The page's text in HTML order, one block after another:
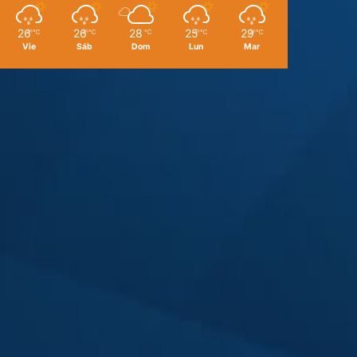
26 ℃
Vie
26 ℃
Sáb
28 ℃
Dom
25 ℃
Lun
29 ℃
Mar